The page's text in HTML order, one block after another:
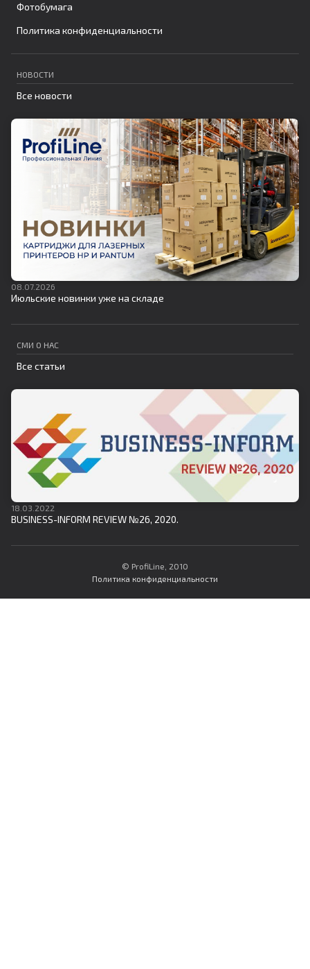
Фотобумага
Политика конфиденциальности
НОВОСТИ
Все новости
08.07.2026
Июльские новинки уже на складе
СМИ О НАС
Все статьи
18.03.2022
BUSINESS-INFORM REVIEW №26, 2020.
© ProfiLine, 2010
Политика конфиденциальности